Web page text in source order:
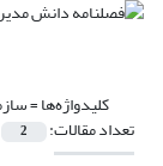
کلیدواژه‌ها =
تعداد مقالات: 2